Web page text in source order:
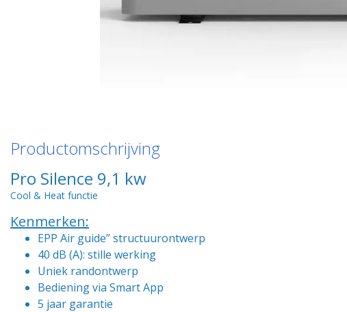
Productomschrijving
Pro Silence 9,1 kw
Cool & Heat functie
Kenmerken:
EPP Air guide” structuurontwerp
40 dB (A): stille werking
Uniek randontwerp
Bediening via Smart App
5 jaar garantie